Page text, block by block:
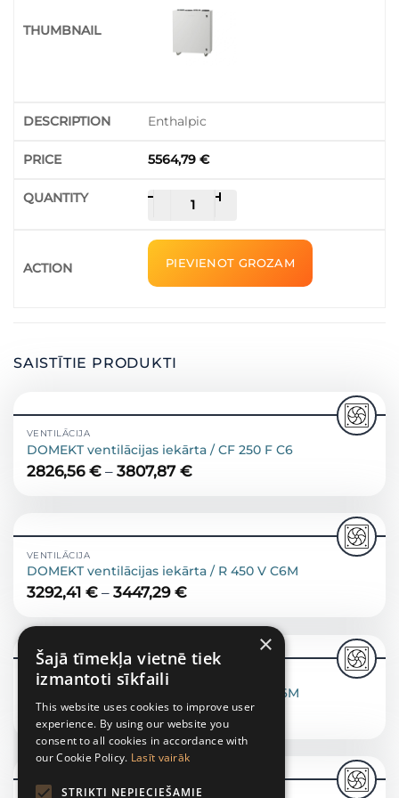
quantity
Enthalpic
5564,79 €
DOMEKT
ventilācijas
CF
PIEVIENOT GROZAM
SAISTĪTIE PRODUKTI
VENTILĀCIJA
DOMEKT ventilācijas iekārta / CF 250 F C6
2826,56 €– 3807,87 €
VENTILĀCIJA
DOMEKT ventilācijas iekārta / R 450 V C6M
3292,41 €– 3447,29 €
VENTILĀCIJA
DOMEKT ventilācijas iekārta / R 700 H C6M
4739,57€ –4950,11 €
×
Šajā tīmekļa vietnē tiek
izmantoti sīkfaili
This website uses cookies to improve user
experience. By using our website you
consent to all cookies in accordance with
our Cookie Policy. Lasīt vairāk
STRIKTI NEPIECIEŠAMIE